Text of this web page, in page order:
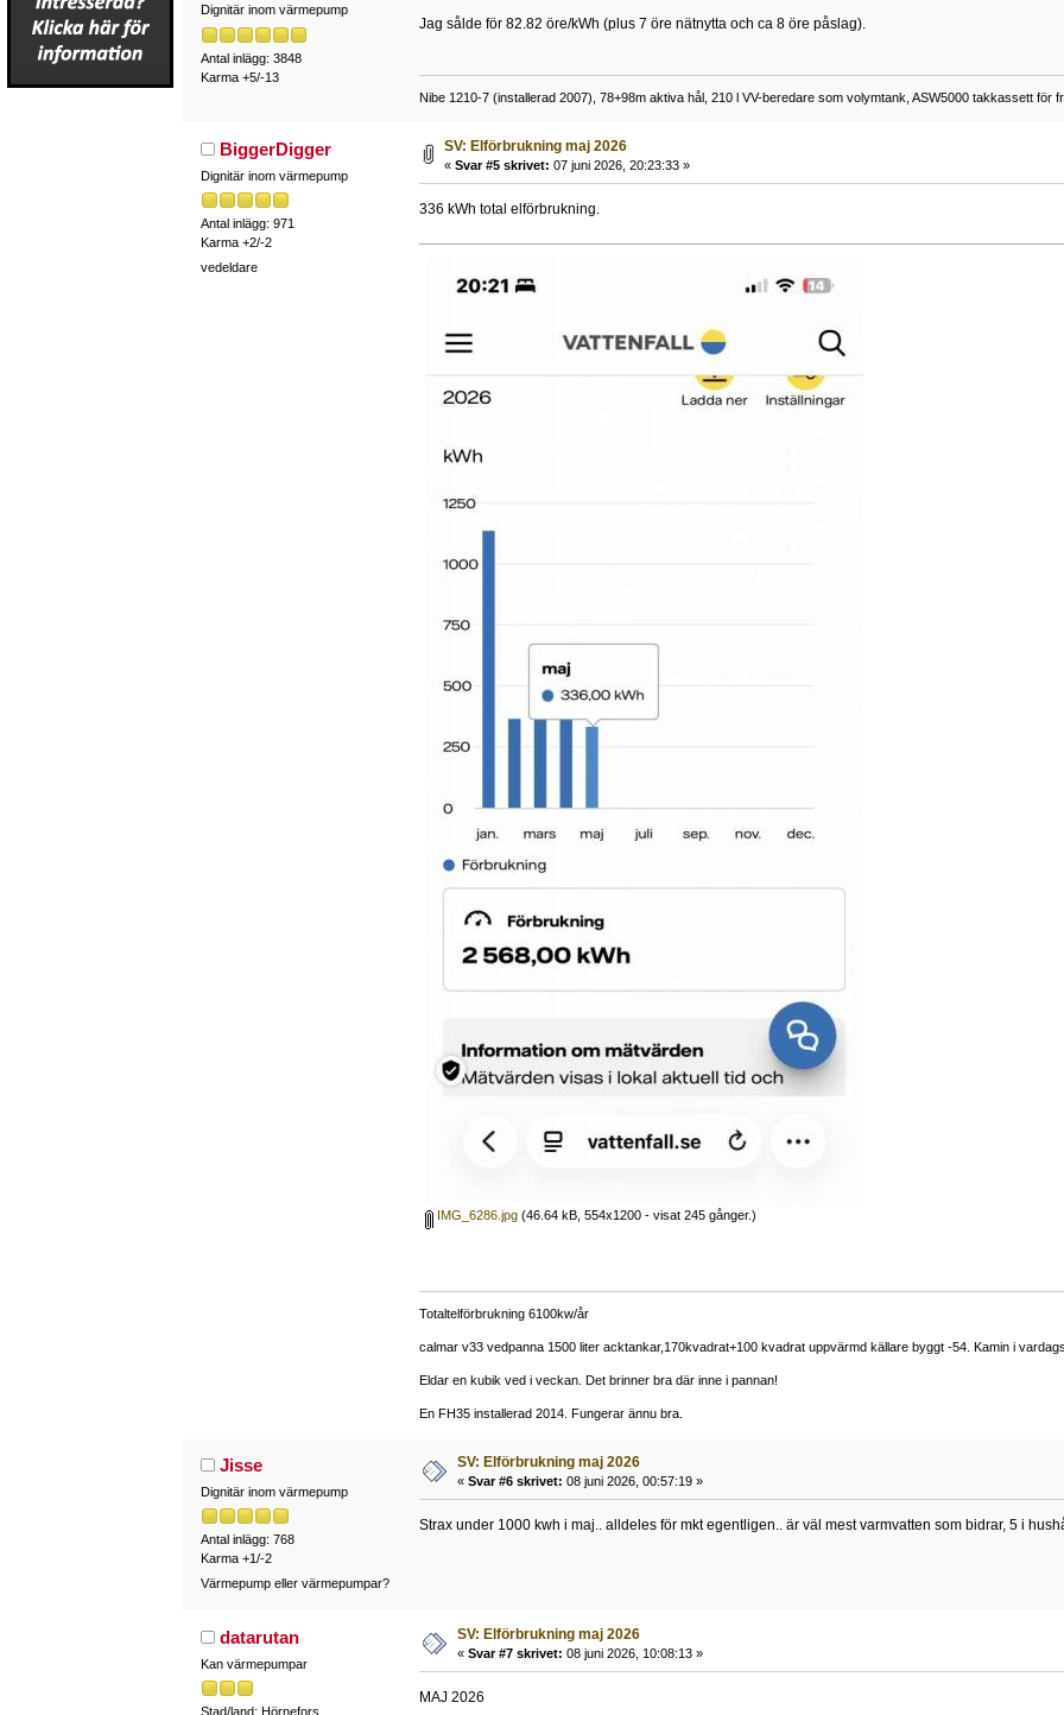
Dignitär inom värmepump
Antal inlägg: 3848
Karma +5/-13
Jag sålde för 82.82 öre/kWh (plus 7 öre nätnytta och ca 8 öre påslag).
Nibe 1210-7 (installerad 2007), 78+98m aktiva hål, 210 l VV-beredare som volymtank, ASW5000 takkassett för
BiggerDigger
Dignitär inom värmepump
Antal inlägg: 971
Karma +2/-2
vedeldare
SV: Elförbrukning maj 2026
« Svar #5 skrivet: 07 juni 2026, 20:23:33 »
336 kWh total elförbrukning.
IMG_6286.jpg(46.64 kB, 554x1200 - visat 245 gånger.)
Totaltelförbrukning 6100kw/år
calmar v33 vedpanna 1500 liter acktankar,170kvadrat+100 kvadrat uppvärmd källare byggt -54. Kamin i
Eldar en kubik ved i veckan. Det brinner bra där inne i pannan!
En FH35 installerad 2014. Fungerar ännu bra.
Jisse
Dignitär inom värmepump
Antal inlägg: 768
Karma +1/-2
Värmepump eller värmepumpar?
SV: Elförbrukning maj 2026
« Svar #6 skrivet: 08 juni 2026, 00:57:19 »
Strax under 1000 kwh i maj.. alldeles för mkt egentligen.. är väl mest varmvatten som bidrar, 5 i
datarutan
Kan värmepumpar
Stad/land: Hörnefors
SV: Elförbrukning maj 2026
« Svar #7 skrivet: 08 juni 2026, 10:08:13 »
MAJ 2026